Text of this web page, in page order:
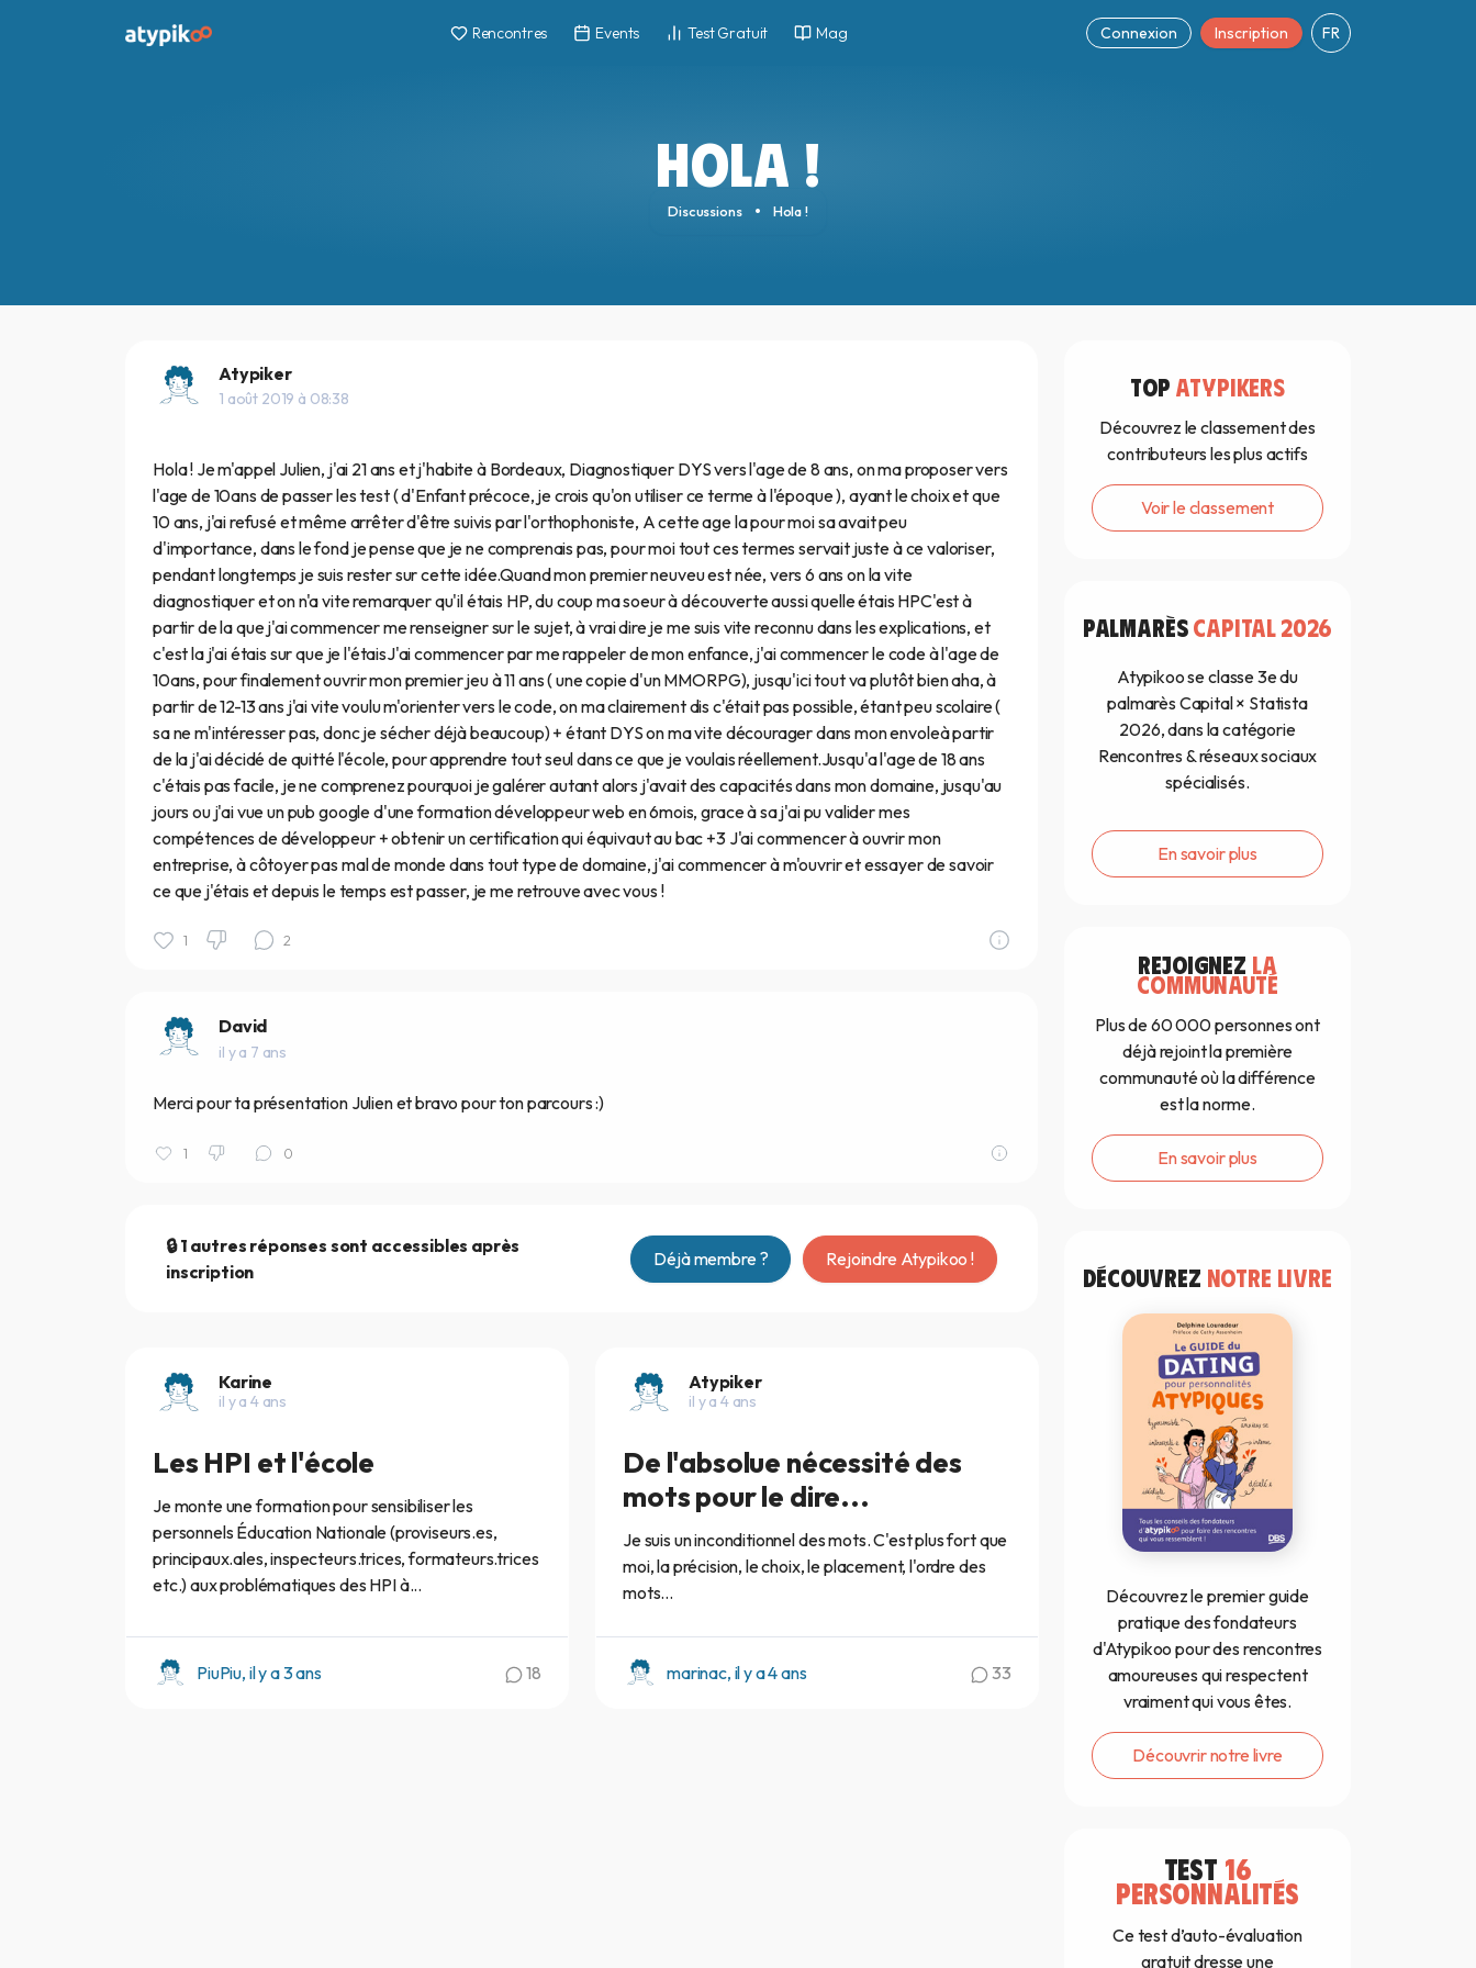
Connexion Inscription FR
Rencontres Events Test Gratuit Mag
HOLA !
Discussions Hola !
Atypiker
1 août 2019 à 08:38
Hola ! Je m'appel Julien, j'ai 21 ans et j'habite à Bordeaux, Diagnostiquer DYS vers l'age de 8 ans, on ma proposer vers
l'age de 10ans de passer les test ( d'Enfant précoce, je crois qu'on utiliser ce terme à l'époque ), ayant le choix et que
10 ans, j'ai refusé et même arrêter d'être suivis par l'orthophoniste, A cette age la pour moi sa avait peu
d'importance, dans le fond je pense que je ne comprenais pas, pour moi tout ces termes servait juste à ce valoriser,
pendant longtemps je suis rester sur cette idée.Quand mon premier neuveu est née, vers 6 ans on la vite
diagnostiquer et on n'a vite remarquer qu'il étais HP, du coup ma soeur à découverte aussi quelle étais HPC'est à
partir de la que j'ai commencer me renseigner sur le sujet, à vrai dire je me suis vite reconnu dans les explications, et
c'est la j'ai étais sur que je l'étaisJ'ai commencer par me rappeler de mon enfance, j'ai commencer le code à l'age de
10ans, pour finalement ouvrir mon premier jeu à 11 ans ( une copie d'un MMORPG), jusqu'ici tout va plutôt bien aha, à
partir de 12-13 ans j'ai vite voulu m'orienter vers le code, on ma clairement dis c'était pas possible, étant peu scolaire (
sa ne m'intéresser pas, donc je sécher déjà beaucoup) + étant DYS on ma vite décourager dans mon envoleà partir
de la j'ai décidé de quitté l'école, pour apprendre tout seul dans ce que je voulais réellement.Jusqu'a l'age de 18 ans
c'étais pas facile, je ne comprenez pourquoi je galérer autant alors j'avait des capacités dans mon domaine, jusqu'au
jours ou j'ai vue un pub google d'une formation développeur web en 6mois, grace à sa j'ai pu valider mes
compétences de développeur + obtenir un certification qui équivaut au bac +3 J'ai commencer à ouvrir mon
entreprise, à côtoyer pas mal de monde dans tout type de domaine, j'ai commencer à m'ouvrir et essayer de savoir
ce que j'étais et depuis le temps est passer, je me retrouve avec vous !
1 2
David
il y a 7 ans
Merci pour ta présentation Julien et bravo pour ton parcours :)
1 0
🔒 1 autres réponses sont accessibles après
inscription
Déjà membre ? Rejoindre Atypikoo !
Karine
il y a 4 ans
Les HPI et l'école
Je monte une formation pour sensibiliser les
personnels Éducation Nationale (proviseurs.es,
principaux.ales, inspecteurs.trices, formateurs.trices
etc.) aux problématiques des HPI à...
PiuPiu, il y a 3 ans 18
Atypiker
il y a 4 ans
De l'absolue nécessité des
mots pour le dire...
Je suis un inconditionnel des mots. C'est plus fort que
moi, la précision, le choix, le placement, l'ordre des
mots...
marinac, il y a 4 ans 33
TOP ATYPIKERS
Découvrez le classement des
contributeurs les plus actifs
Voir le classement
PALMARÈSCAPITAL 2026
Atypikoo se classe 3e du
palmarès Capital × Statista
2026, dans la catégorie
Rencontres & réseaux sociaux
spécialisés.
En savoir plus
REJOIGNEZ LA
COMMUNAUTÉ
Plus de 60 000 personnes ont
déjà rejoint la première
communauté où la différence
est la norme.
En savoir plus
DÉCOUVREZ NOTRE LIVRE
Découvrez le premier guide
pratique des fondateurs
d'Atypikoo pour des rencontres
amoureuses qui respectent
vraiment qui vous êtes.
Découvrir notre livre
TEST 16
PERSONNALITÉS
Ce test d’auto-évaluation
gratuit dresse une